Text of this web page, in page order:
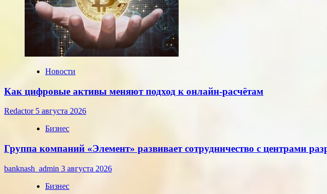
РФ
на
среду,
22
июля
2026
года
Новости
Как цифровые активы меняют подход к онлайн-расчётам
Redactor 5 августа 2026
Бизнес
Группа компаний «Элемент» развивает сотрудничество с центрами
banknash_admin 3 августа 2026
Бизнес